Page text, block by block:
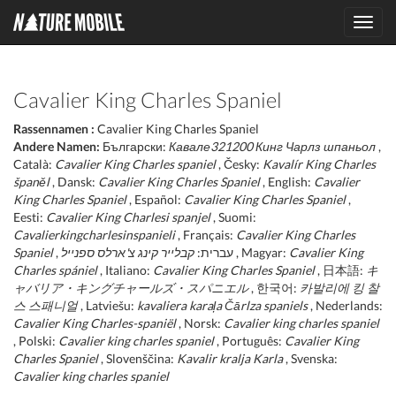
Cavalier King Charles Spaniel
Rassennamen : Cavalier King Charles Spaniel
Andere Namen: Български: Кавале321200 Кинг Чарлз шпаньол ,
Català: Cavalier King Charles spaniel, Česky: Kavalír King Charles
španěl, Dansk: Cavalier King Charles Spaniel, English: Cavalier
King Charles Spaniel, Español: Cavalier King Charles Spaniel,
Eesti: Cavalier King Charlesi spanjel, Suomi:
Cavalierkingcharlesinspanieli, Français: Cavalier King Charles
Spaniel
, עברית: קבלייר קינג צ'ארלס ספנייל , Magyar: Cavalier King
Charles spániel, Italiano: Cavalier King Charles Spaniel, 日本語: キ
ャバリア・キングチャールズ・スパニエル, 한국어: 카발리에 킹 찰
스 스패니얼, Latviešu: kavaliera karaļa Čārlza spaniels, Nederlands:
Cavalier King Charles-spaniël, Norsk: Cavalier king charles spaniel
, Polski: Cavalier king charles spaniel, Português: Cavalier King
Charles Spaniel, Slovenščina: Kavalir kralja Karla, Svenska:
Cavalier king charles spaniel